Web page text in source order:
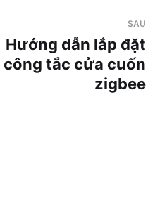
SAU
Hướng dẫn lắp đặt
công tắc cửa cuốn
zigbee